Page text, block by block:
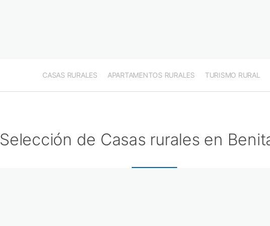
CASAS RURALES APARTAMENTOS RURALES TURISMO RURAL
Selección de Casas rurales en